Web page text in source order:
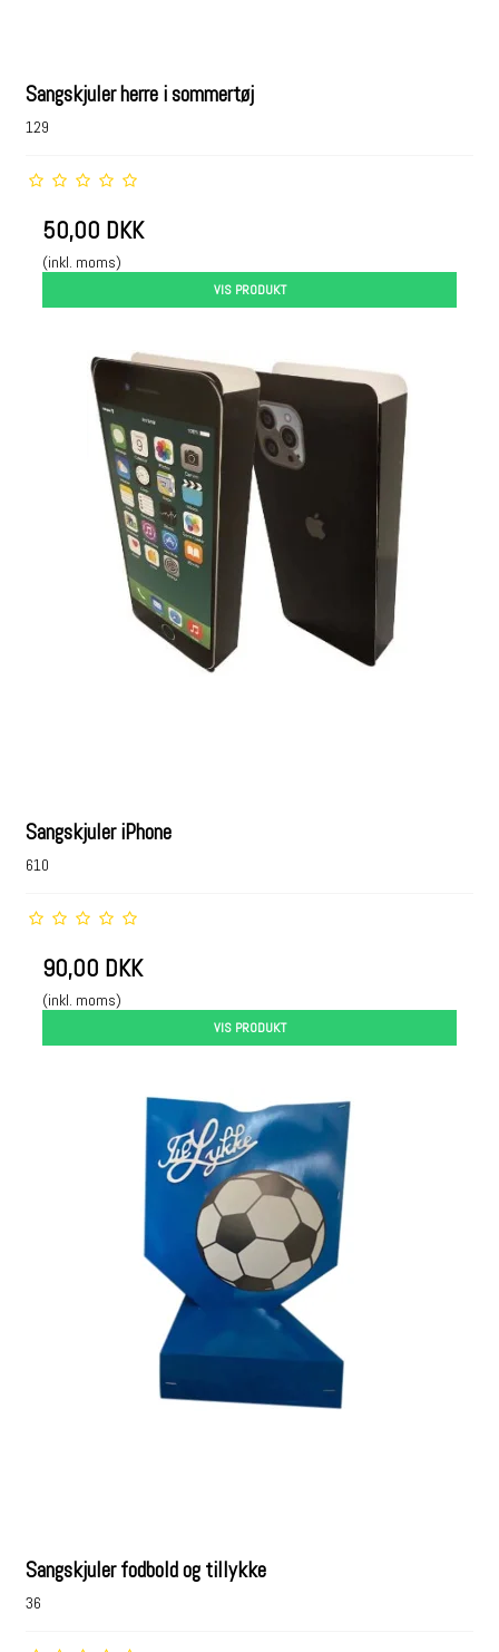
Sangskjuler herre i sommertøj
129
50,00 DKK
(inkl. moms)
VIS PRODUKT
Sangskjuler iPhone
610
90,00 DKK
(inkl. moms)
VIS PRODUKT
Sangskjuler fodbold og tillykke
36